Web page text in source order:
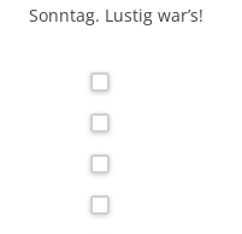
Sonntag. Lustig war’s!